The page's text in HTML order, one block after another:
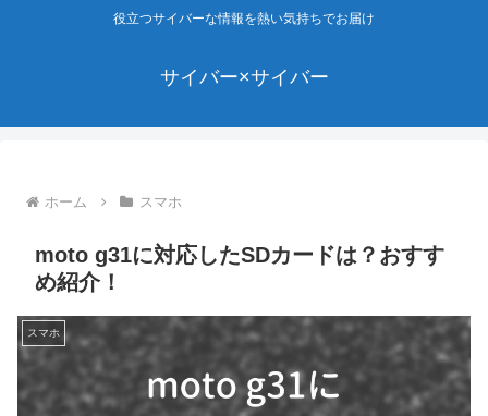
役立つサイバーな情報を熱い気持ちでお届け
サイバー×サイバー
ホーム スマホ
moto g31に対応したSDカードは？おすす
め紹介！
スマホ